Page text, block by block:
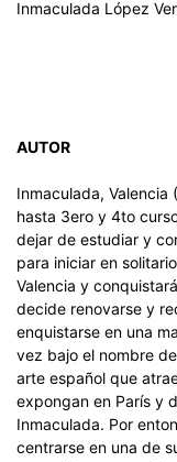
Inmaculada López
AUTOR
Inmaculada, Valencia
hasta 3ero y 4to
dejar de estudiar y
para iniciar en
Valencia y
decide renovarse y
enquistarse en una
vez bajo el nombre
arte español que
expongan en París y
Inmaculada. Por
centrarse en una de